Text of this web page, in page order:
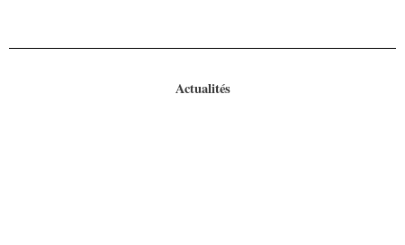
Actualités